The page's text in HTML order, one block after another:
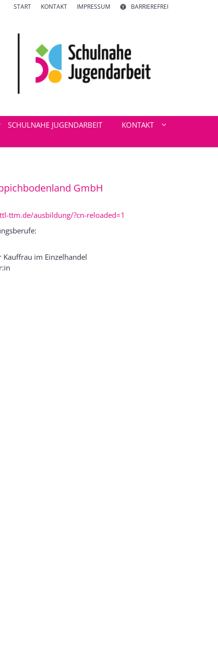
START KONTAKT IMPRESSUM BARRIEREFREI
SCHULNAHE JUGENDARBEIT KONTAKT
GmbH
ttm.de/ausbildung/?cn-reloaded=1
Kauffrau im Einzelhandel